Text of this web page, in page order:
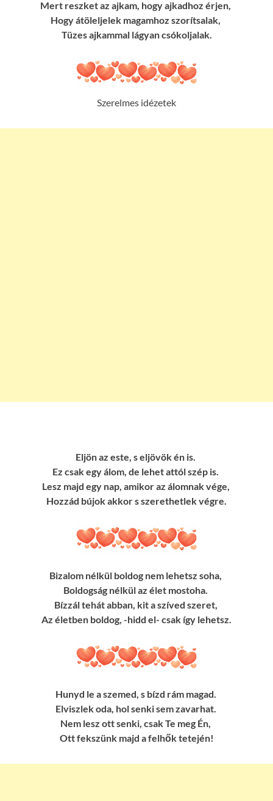
Mert reszket az ajkam, hogy ajkadhoz érjen,
Hogy átöleljelek magamhoz szorítsalak,
Tüzes ajkammal lágyan csókoljalak.
Szerelmes idézetek
Eljön az este, s eljövök én is.
Ez csak egy álom, de lehet attól szép is.
Lesz majd egy nap, amikor az álomnak vége,
Hozzád bújok akkor s szerethetlek végre.
Bizalom nélkül boldog nem lehetsz soha,
Boldogság nélkül az élet mostoha.
Bízzál tehát abban, kit a szíved szeret,
Az életben boldog, -hidd el- csak így lehetsz.
Hunyd le a szemed, s bízd rám magad.
Elviszlek oda, hol senki sem zavarhat.
Nem lesz ott senki, csak Te meg Én,
Ott fekszünk majd a felhők tetején!